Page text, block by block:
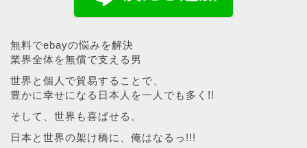
無料でebayの悩みを解決
業界全体を無償で支える男
世界と個人で貿易することで、
豊かに幸せになる日本人を一人でも多く!!
そして、世界も喜ばせる。
日本と世界の架け橋に、俺はなるっ!!!